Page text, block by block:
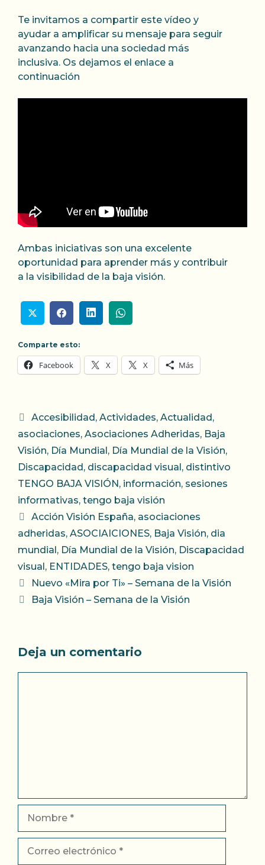
Te invitamos a compartir este vídeo y
ayudar a amplificar su mensaje para seguir
avanzando hacia una sociedad más
inclusiva. Os dejamos el enlace a
continuación
Ambas iniciativas son una excelente
oportunidad para aprender más y contribuir
a la visibilidad de la baja visión.
Comparte esto:
Facebook X X Más
Categorías
Accesibilidad, Actividades, Actualidad,
asociaciones, Asociaciones Adheridas, Baja
Visión, Día Mundial, Día Mundial de la Visión,
Discapacidad, discapacidad visual, distintivo
TENGO BAJA VISIÓN, información, sesiones
informativas, tengo baja visión
Etiquetas
Acción Visión España, asociaciones
adheridas, ASOCIAICIONES, Baja Visión, dia
mundial, Día Mundial de la Visión, Discapacidad
visual, ENTIDADES, tengo baja vision
Nuevo «Mira por Ti» – Semana de la Visión
Baja Visión – Semana de la Visión
Deja un comentario
electrónico